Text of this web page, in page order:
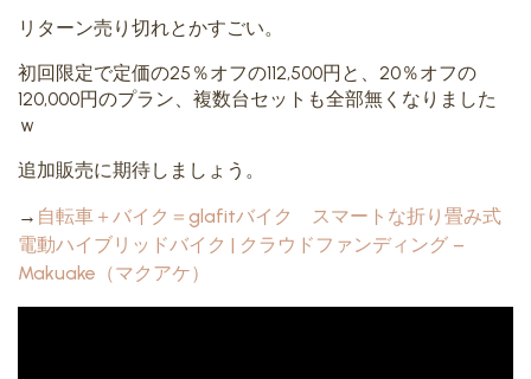
リターン売り切れとかすごい。
初回限定で定価の25％オフの112,500円 と、20％オフの
120,000円のプラン、複数台セットも全部無くなりました
ｗ
追加販売に期待しましょう。
→ 自転車＋バイク＝glafitバイク スマートな折り畳み式
電動ハイブリッドバイク | クラウドファンディング –
Makuake（マクアケ）